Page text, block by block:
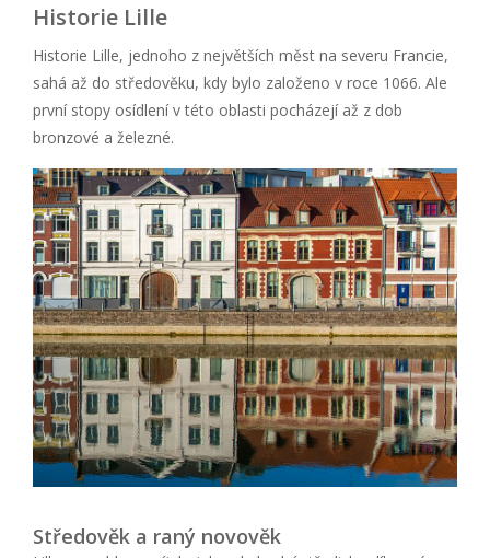
Historie Lille
Historie Lille, jednoho z největších měst na severu Francie,
sahá až do středověku, kdy bylo založeno v roce 1066. Ale
první stopy osídlení v této oblasti pocházejí až z dob
bronzové a železné.
Středověk a raný novověk